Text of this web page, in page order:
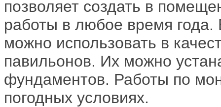
позволяет создать в
работы в любое время года.
можно использовать в
павильонов. Их можно
фундаментов. Работы по
погодных условиях.